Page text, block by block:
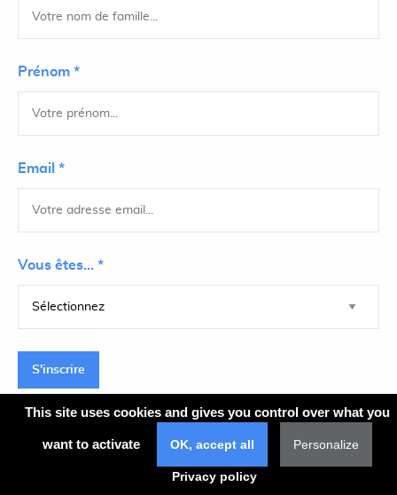
Prénom *
Email *
Vous êtes... *
S'inscrire
This site uses cookies and gives you control over what you
want to activate OK, accept all Personalize
Privacy policy